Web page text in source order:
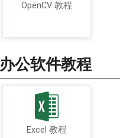
OpenCV 教程
办公软件教程
Excel 教程